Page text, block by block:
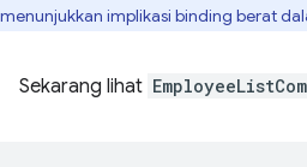
menunjukkan implikasi binding berat
Sekarang lihat